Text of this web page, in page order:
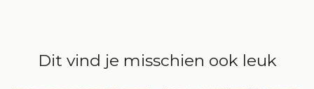
Dit vind je misschien ook leuk